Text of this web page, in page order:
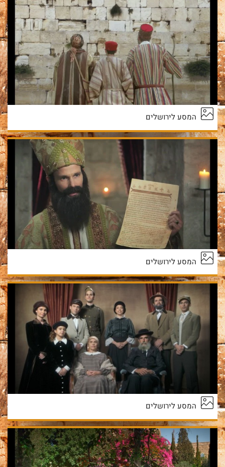
המסע לירושלים
המסע לירושלים
המסע לירושלים